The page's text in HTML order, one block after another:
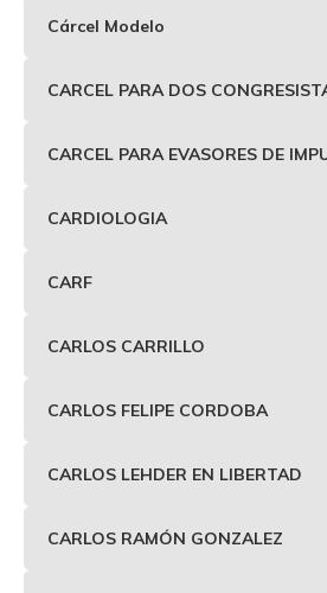
Cárcel Modelo
CARCEL PARA DOS
CARCEL PARA EVASORES DE
CARDIOLOGIA
CARF
CARLOS CARRILLO
CARLOS FELIPE CORDOBA
CARLOS LEHDER EN LIBERTAD
CARLOS RAMÓN GONZALEZ